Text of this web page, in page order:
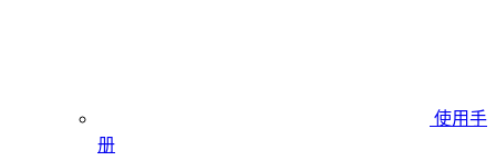
使用手
册